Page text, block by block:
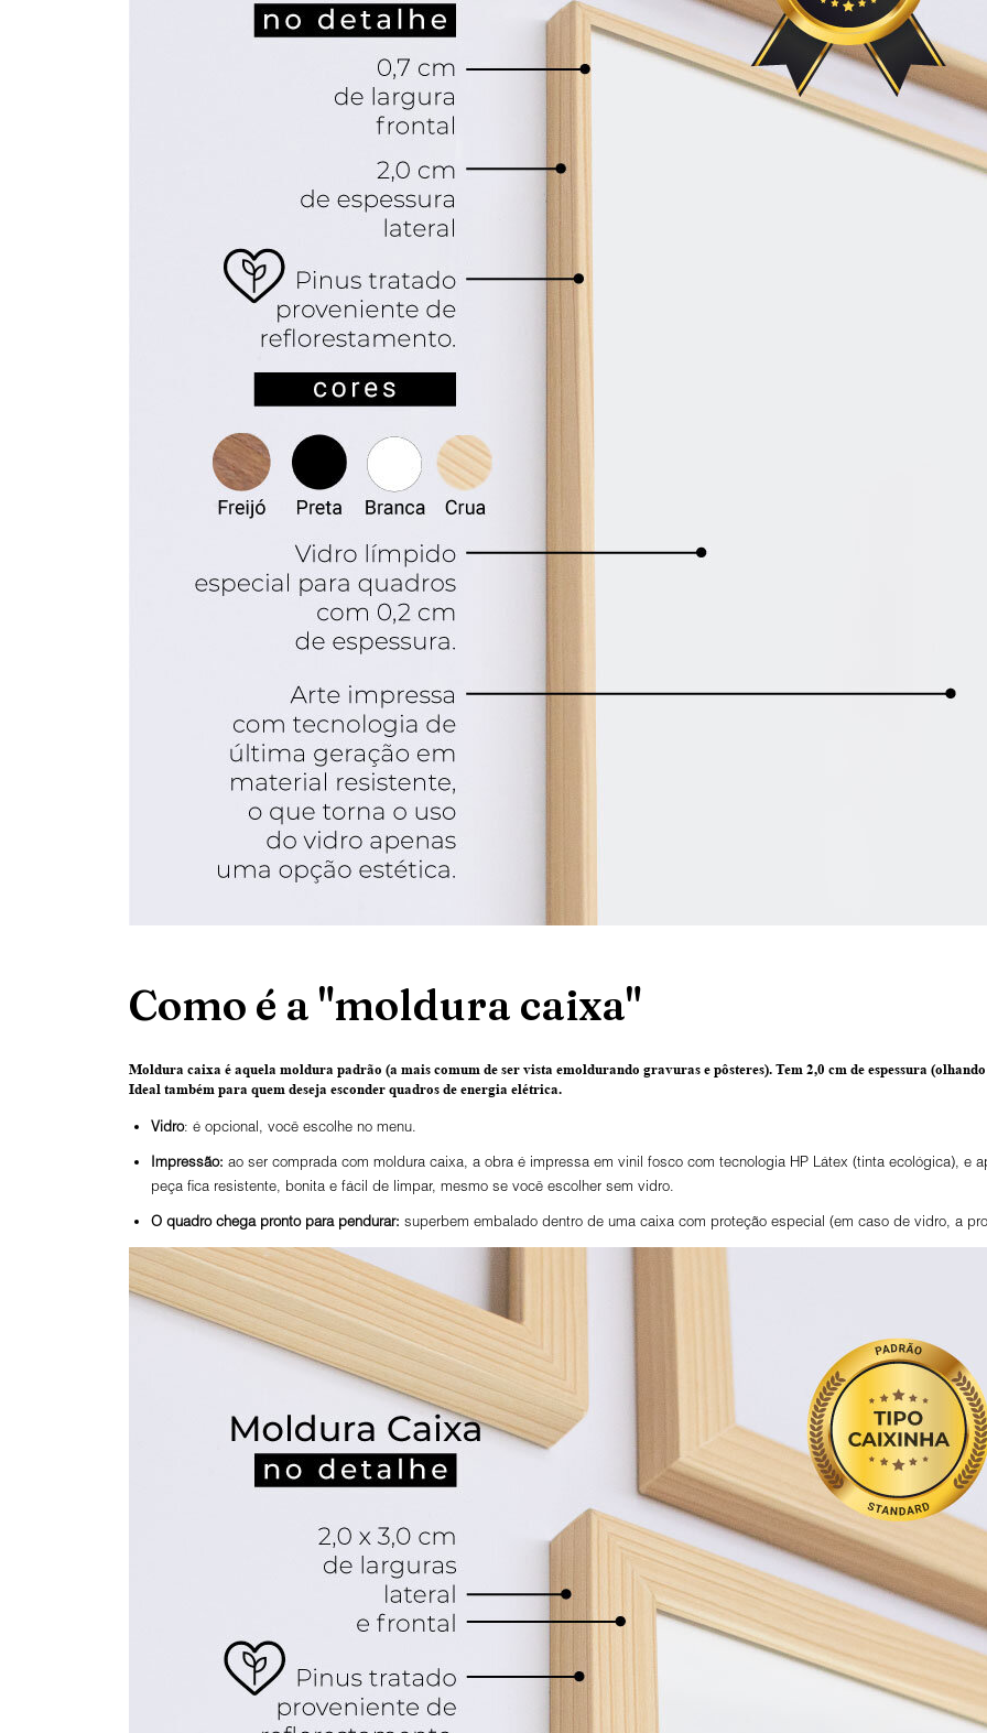
Como é a "moldura caixa"
Moldura caixa é aquela moldura padrão (a mais comum de ser vista emoldurando gravuras e pôsteres). Tem 2,0 cm de espessura
Ideal também para quem deseja esconder quadros de energia elétrica.
Vidro: é opcional, você escolhe no menu.
Impressão: ao ser comprada com moldura caixa, a obra é impressa em vinil fosco com tecnologia HP Látex (tinta ecológica), e
peça fica resistente, bonita e fácil de limpar, mesmo se você escolher sem vidro.
O quadro chega pronto para pendurar: superbem embalado dentro de uma caixa com proteção especial (em caso de vidro, a